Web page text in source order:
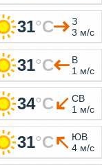
31°C
З
3 м/с
31°C
В
1 м/с
34°C
СВ
1 м/с
31°C
ЮВ
4 м/с